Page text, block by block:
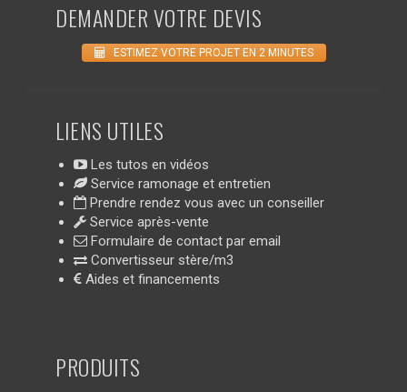
DEMANDER VOTRE DEVIS
ESTIMEZ VOTRE PROJET EN 2 MINUTES
LIENS UTILES
Les tutos en vidéos
Service ramonage et entretien
Prendre rendez vous avec un conseiller
Service après-vente
Formulaire de contact par email
Convertisseur stère/m3
Aides et financements
PRODUITS